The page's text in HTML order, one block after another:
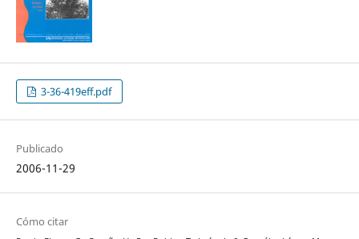
3-36-419eff.pdf
Publicado
2006-11-29
Cómo citar